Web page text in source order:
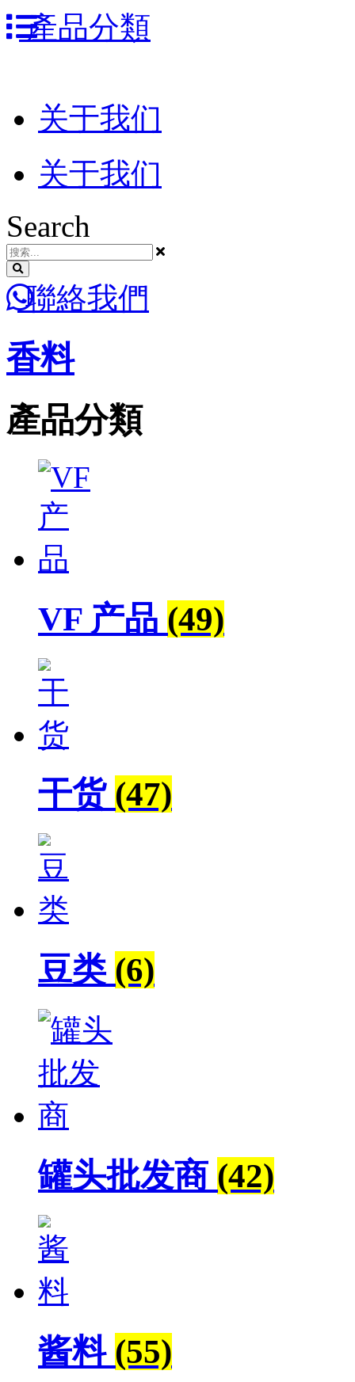
跳
到
產品分類
关于我们
关于我们
Search
聯絡我們
香料
產品分類
VF 产品 (49)
干货 (47)
豆类 (6)
罐头批发商 (42)
酱料 (55)